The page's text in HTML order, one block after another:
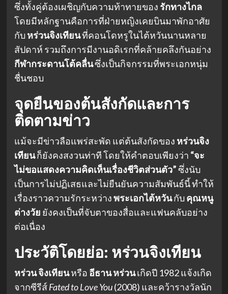
ซึ่งทั้งคู่ต้องเผชิญกับความท้าทายของ รักทางไกล
โดยมีหลักฐานคือการที่ฝ่ายหญิงเคยบินมาพักอาศัย
กับหร่วนจิงเทียนที่คอนโดหรูในไต้หวันนานหลาย
สัปดาห์ รวมถึงการมีงานอดิเรกที่คล้ายคลึงกันอย่าง
กีฬากระดานโต้คลื่นซึ่งเป็นกิจกรรมที่พระเอกหนุ่ม
ชื่นชอบ
จุดยืนของต้นสังกัดและการ
ติดตามข่าว
แม้จะมีข่าวลือแพร่สะพัด แต่ต้นสังกัดของ หร่วนจิง
เทียนก็ยังคงสงวนท่าที โดยให้คำตอบเพียงว่า “จะ
ไม่ขอแสดงความคิดเห็นเรื่องชีวิตส่วนตัว”ซึ่งนับ
เป็นการไม่ปฏิเสธและไม่ยืนยันความสัมพันธ์นี้ ทำให้
เรื่องราวความรักระหว่างพระเอกไต้หวันกับคุณหนู
ต่างวัย ยังคงเป็นที่จับตาของสื่อและแฟนคลับอย่าง
ต่อเนื่อง
ประวัติโดยย่อ: หร่วนจิงเทียน
หร่วน จิงเทียนหรือ อีธาน หร่วนเกิดปี 1982 แจ้งเกิด
จากซีรีส์Fated to Love You(2008) และคว้ารางวัลนัก